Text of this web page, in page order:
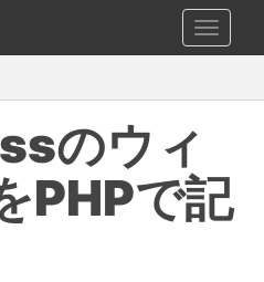
のウィ
PHPで記